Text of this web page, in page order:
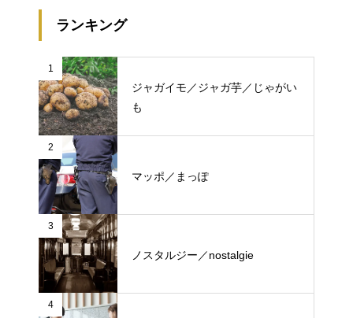
ランキング
1
ジャガイモ／ジャガ芋／じゃがい
も
2
マッポ／まっぽ
3
ノスタルジー／nostalgie
4